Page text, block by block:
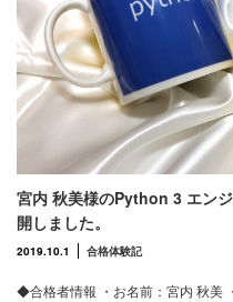
宮内 秋美様のPython 3 エン
開しました。
2019.10.1 合格体験記
◆合格者情報 ・お名前：宮内 秋美